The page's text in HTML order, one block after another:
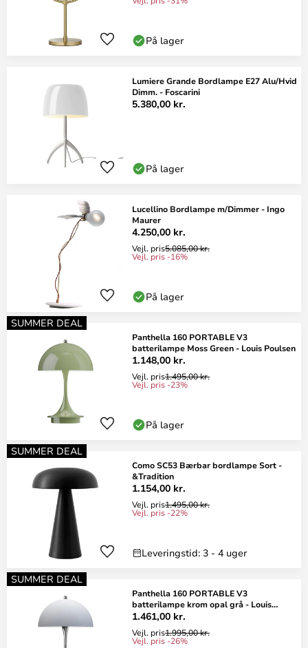
På lager
Lumiere Grande Bordlampe E27 Alu/Hvid
Dimm. - Foscarini
5.380,00 kr.
På lager
Lucellino Bordlampe m/Dimmer - Ingo
Maurer
4.250,00 kr.
Vejl. pris5.085,00 kr.
Vejl. pris -16%
På lager
SUMMER DEAL
Panthella 160 PORTABLE V3
batterilampe Moss Green - Louis Poulsen
1.148,00 kr.
Vejl. pris1.495,00 kr.
Vejl. pris -23%
På lager
SUMMER DEAL
Como SC53 Bærbar bordlampe Sort -
&Tradition
1.154,00 kr.
Vejl. pris1.495,00 kr.
Vejl. pris -22%
Leveringstid: 3 - 4 uger
SUMMER DEAL
Panthella 160 PORTABLE V3
batterilampe krom opal grå - Louis
Poulsen
1.461,00 kr.
Vejl. pris1.995,00 kr.
Vejl. pris -26%